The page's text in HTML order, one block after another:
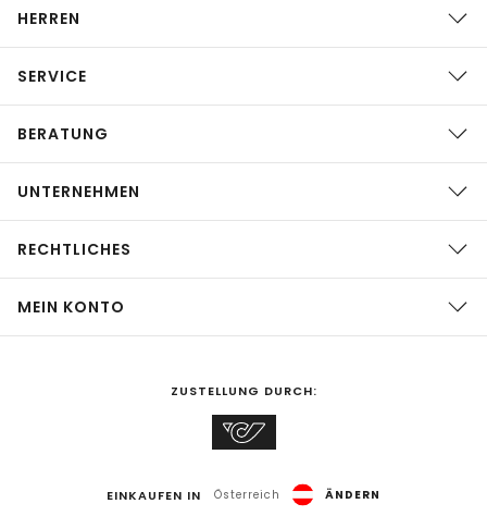
HERREN
SERVICE
BERATUNG
UNTERNEHMEN
RECHTLICHES
MEIN KONTO
ZUSTELLUNG DURCH:
EINKAUFEN IN Österreich ÄNDERN